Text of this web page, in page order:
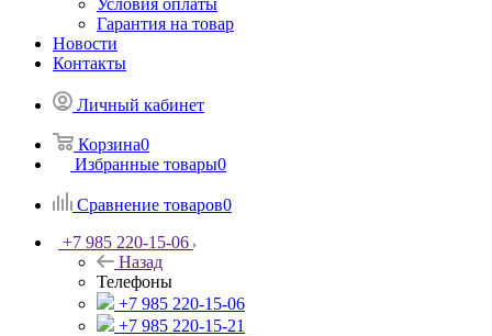
Условия оплаты
Гарантия на товар
Новости
Контакты
Личный кабинет
Корзина0
Избранные товары0
Сравнение товаров0
+7 985 220-15-06
Назад
Телефоны
+7 985 220-15-06
+7 985 220-15-21